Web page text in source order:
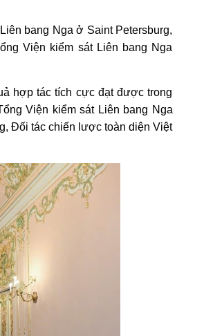
bang Nga ở Saint Petersburg,
Viện kiểm sát Liên bang Nga
hợp tác tích cực đạt được trong
Viện kiểm sát Liên bang Nga
Đối tác chiến lược toàn diện Việt